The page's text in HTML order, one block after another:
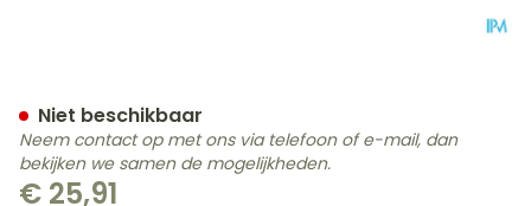
€ 25,91
Niet beschikbaar
Neem contact op met ons via telefoon of e-mail, dan
bekijken we samen de mogelijkheden.